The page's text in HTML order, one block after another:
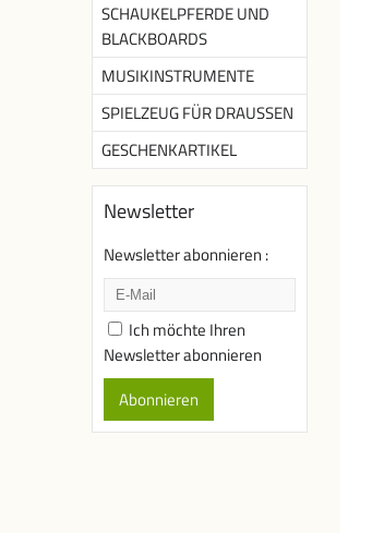
SCHAUKELPFERDE UND
BLACKBOARDS
MUSIKINSTRUMENTE
SPIELZEUG FÜR DRAUSSEN
GESCHENKARTIKEL
Newsletter
Newsletter abonnieren :
Ich möchte Ihren
Newsletter abonnieren
Abonnieren